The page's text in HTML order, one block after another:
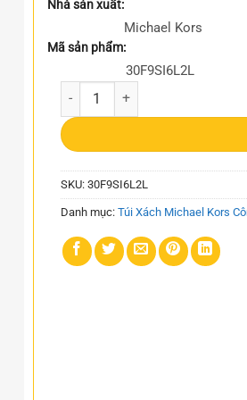
9.900.000₫.
Nhà sản xuất:
Michael Kors
Mã sản phẩm:
30F9SI6L2L
Giỏ xách Michael Kors nữ chính
SKU: 30F9SI6L2L
Danh mục: Túi Xách Michael Kors